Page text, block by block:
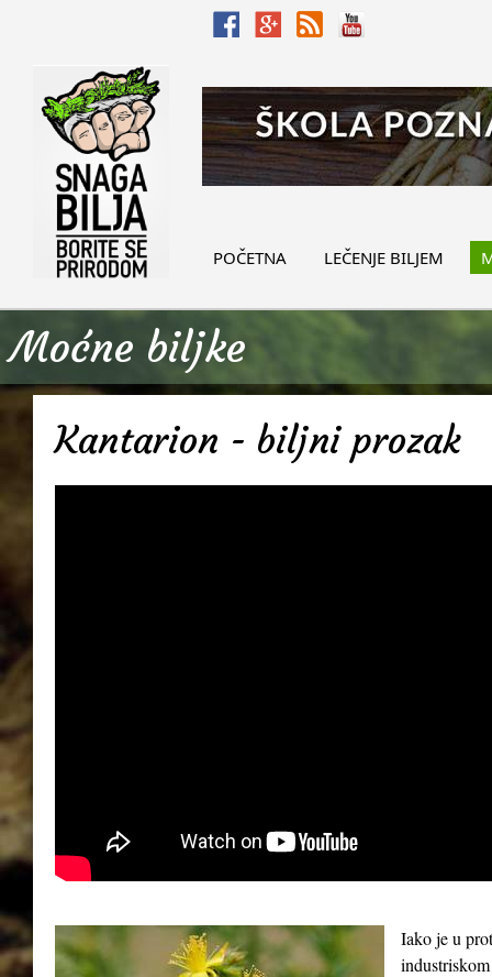
POČETNA LEČENJE BILJEM
Moćne biljke
Kantarion - biljni prozak
Iako je u